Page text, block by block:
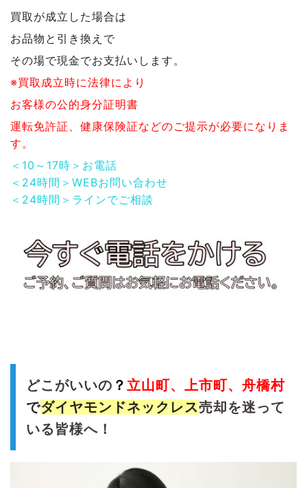
買取が成立した場合は
お品物と引き換えで
その場で現金でお支払いします。
※買取成立時に法律により
お客様の公的身分証明書
運転免許証、健康保険証などのご提示が必要になりま
す。
＜10～17時＞お電話
＜24時間＞WEBお問い合わせ
＜24時間＞ラインでご相談
どこがいいの ？ 立山町、上市町、舟橋村
でダイヤモンドネックレス売却を迷って
いる皆様へ！